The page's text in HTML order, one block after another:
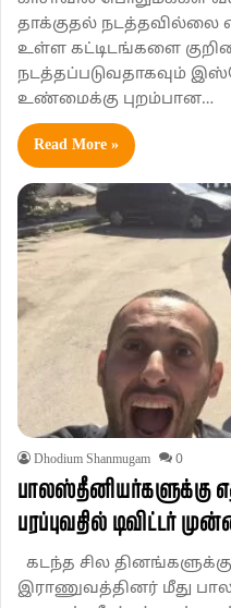
தாக்குதல்
உள்ள கட்டிடங்களை
நடத்தப்படுவதாகவும்
உண்மைக்கு புறம்பான…
Read More »
Dhodium Shanmugam 0
பாலஸ்தீனியர்களுக்கு
பரப்புவதில் டிவிட்டர்
கடந்த சில
இராணுவத்தினர் மீது